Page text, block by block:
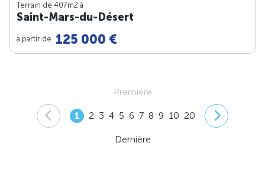
Terrain de 407m2 à
Saint-Mars-du-Désert
à partir de 125 000 €
Première
1 2 3 4 5 6 7 8 9 10 20
Dernière